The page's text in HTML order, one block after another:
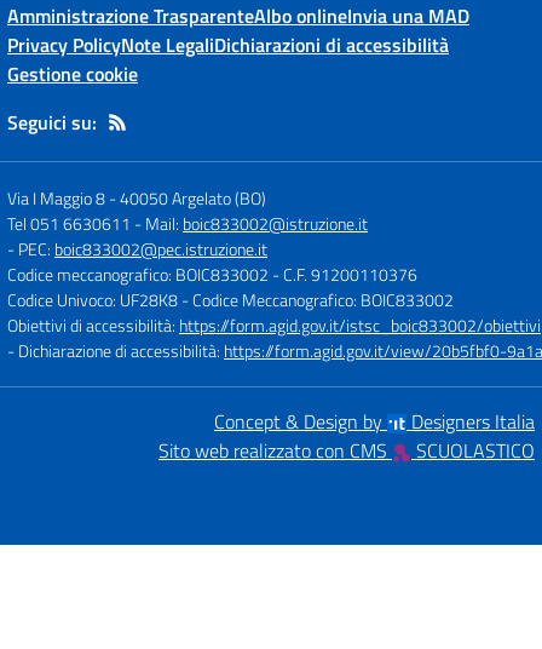
Amministrazione TrasparenteAlbo onlineInvia una MAD
Privacy PolicyNote LegaliDichiarazioni di accessibilità
Gestione cookie
Seguici su:
Via I Maggio 8-40050 Argelato (BO)
Tel 051 6630611 - Mail: boic833002@istruzione.it
- PEC: boic833002@pec.istruzione.it
Codice meccanografico: BOIC833002 - C.F. 91200110376
Codice Univoco: UF28K8- Codice Meccanografico: BOIC833002
Obiettivi di accessibilità: https://form.agid.gov.it/istsc_boic833002/obiettivi
- Dichiarazione di accessibilità: https://form.agid.gov.it/view/20b5fbf0-
Concept & Design by
Designers Italia
Sito web realizzato con CMS
SCUOLASTICO